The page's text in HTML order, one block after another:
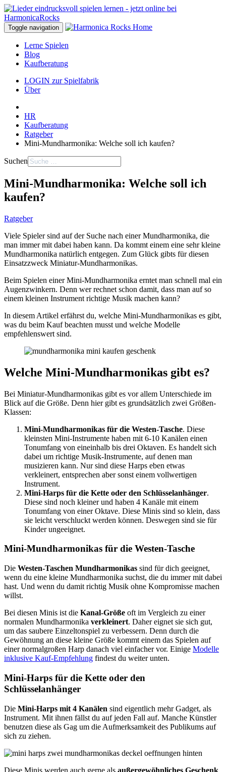
Toggle navigation
Lerne Spielen
Blog
Kaufberatung
LOGIN zur Spielfabrik
Über
HR
Kaufberatung
Ratgeber
Mini-Mundharmonika: Welche soll ich kaufen?
Suchen
Mini-Mundharmonika: Welche soll ich
kaufen?
Ratgeber
Viele Spieler sind auf der Suche nach einer Mundharmonika, die
man immer mit dabei haben kann. Da kommt einem eine sehr kleine
Mundharmonika natürlich entgegen. Zum Glück gibts für diesen
Einsatzzweck Miniatur-Mundharmonikas.
Beim Spielen einer Mini-Mundharmonika erntet man schnell mal ein
Augenzwinkern. Denn wer rechnet schon damit, dass man auf so
einem kleinen Instrument richtige Musik machen kann?
In diesem Artikel erfährst du, welche Mini-Mundharmonikas es gibt,
was du beim Kauf beachten musst und welche Modelle
empfehlenswert sind.
Welche Mini-Mundharmonikas gibt es?
Bei Miniatur-Mundharmonikas gibt es vor allem Unterschiede im
Blick auf die Größe. Denn hier gibt es grundsätzlich zwei Größen-
Klassen:
Mini-Mundharmonikas für die Westen-Tasche. Diese
kleinsten Mini-Instrumente haben mit 6-10 Kanälen einen
Tonumfang von eineinhalb bis drei Oktaven. Es handelt sich
dabei um richtige Musik-Instrumente, auf denen man
musizieren kann. Nur sind diese Harps eben etwas
verkleinert, entsprechen aber sonst einem vollwertigen
Instrument.
Mini-Harps für die Kette oder den Schlüsselanhänger.
Diese sind noch kleiner und haben 4 Kanäle mit einem
Tonumfang von einer Oktave. Diese Minis sind so klein, dass
sie leicht verschluckt werden können. Deswegen sind sie für
Kinder ungeeignet.
Mini-Mundharmonikas für die Westen-Tasche
Die Westen-Taschen Mundharmonikas sind für dich geeignet,
wenn du eine kleine Mundharmonika suchst, die du immer mit dabei
hast. Und wenn du damit richtig Musik ohne Kompromisse machen
willst.
Bei diesen Minis ist die Kanal-Größe oft im Vergleich zu einer
normalen Mundharmonika verkleinert. Daher eignet sie sich gut,
um das saubere Einzeltonspiel zu verbessern. Denn durch die
Gewöhnung an diese kleine Größe kommt einem das Spielen auf
einer normalgroßen Harp danach viel einfacher vor. Einige Modelle
inklusive Kauf-Empfehlung findest du weiter unten.
Mini-Harps für die Kette oder den
Schlüsselanhänger
Die Mini-Harps mit 4 Kanälen sind eigentlich mehr Gadget, als
Instrument. Mit ihnen fällst du auf jeden Fall auf. Manche Künstler
benutzen diese als Gag um die Aufmerksamkeit des Publikums auf
sich zu ziehen.
Diese Minis werden auch gerne als außergewöhnliches Geschenk